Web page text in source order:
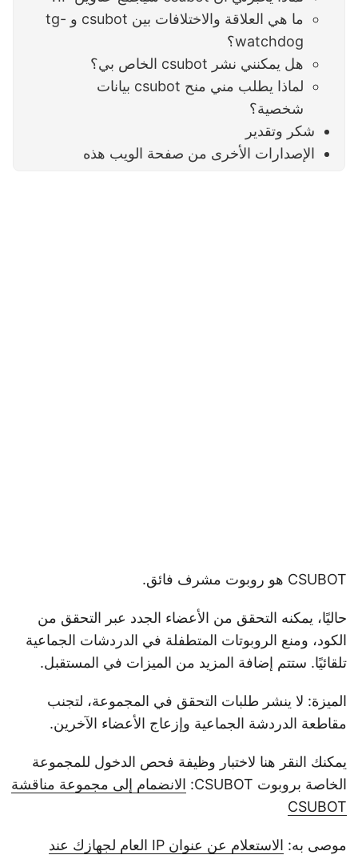
ما هي العلاقة والاختلافات بين csubot و tg-
watchdog؟
هل يمكنني نشر csubot الخاص بي؟
لماذا يطلب مني منح csubot بيانات
شخصية؟
شكر وتقدير
الإصدارات الأخرى من صفحة الويب هذه
CSUBOT هو روبوت مشرف فائق.
حاليًا، يمكنه التحقق من الأعضاء الجدد عبر التحقق من
الكود، ومنع الروبوتات المتطفلة في الدردشات الجماعية
تلقائيًا. ستتم إضافة المزيد من الميزات في المستقبل.
الميزة: لا ينشر طلبات التحقق في المجموعة، لتجنب
مقاطعة الدردشة الجماعية وإزعاج الأعضاء الآخرين.
يمكنك النقر هنا لاختبار وظيفة فحص الدخول للمجموعة
الخاصة بروبوت CSUBOT:
الانضمام إلى مجموعة مناقشة
CSUBOT
موصى به:
الاستعلام عن عنوان IP العام لجهازك عند